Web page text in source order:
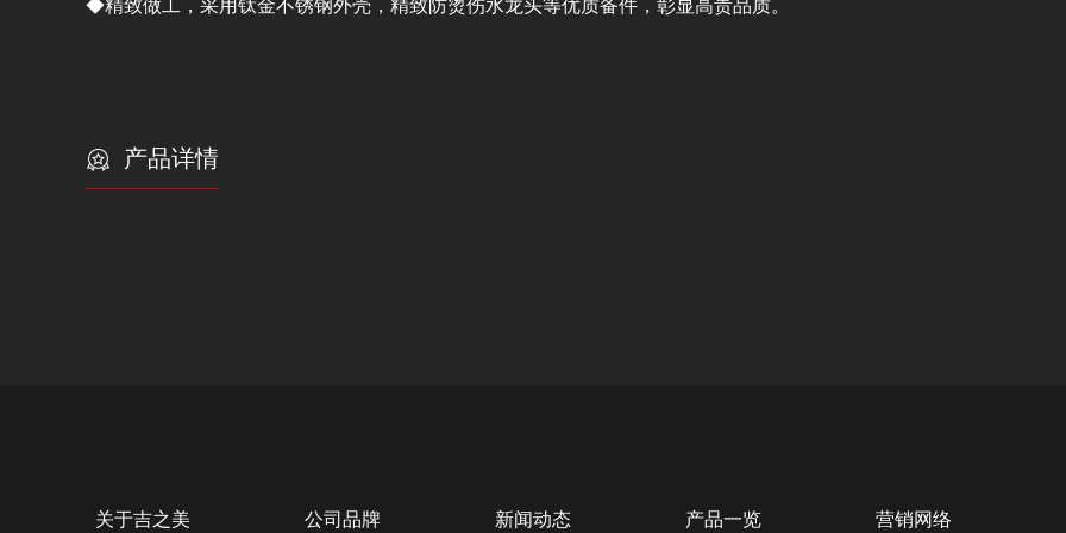
◆精致做工，采用钛金不锈钢外壳，精致防烫伤水龙头等优质备件，彰显高贵品质。
产品详情
关于吉之美 公司品牌 新闻动态 产品一览 营销网络